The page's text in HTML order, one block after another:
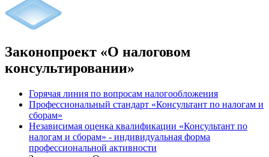
Законопроект «О налоговом
консультировании»
Горячая линия по вопросам налогообложения
Профессиональный стандарт «Консультант по налогам и
сборам»
Независимая оценка квалификации «Консультант по
налогам и сборам» - индивидуальная форма
профессиональной активности